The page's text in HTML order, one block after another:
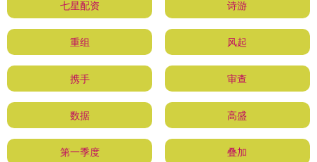
七星配资 诗游
重组 风起
携手 审查
数据 高盛
第一季度 叠加